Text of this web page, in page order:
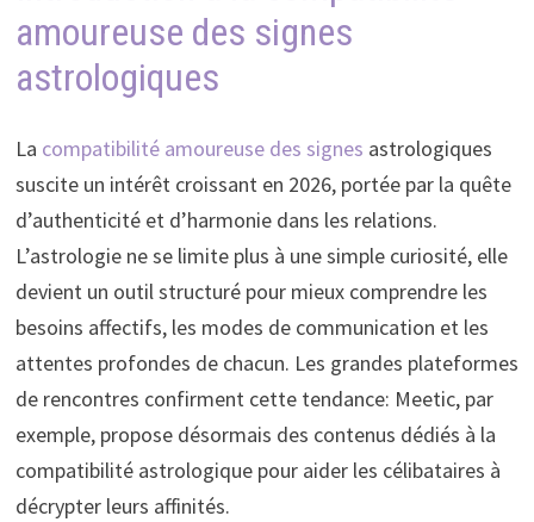
amoureuse des signes
astrologiques
La compatibilité amoureuse des signes astrologiques
suscite un intérêt croissant en 2026, portée par la quête
d’authenticité et d’harmonie dans les relations.
L’astrologie ne se limite plus à une simple curiosité, elle
devient un outil structuré pour mieux comprendre les
besoins affectifs, les modes de communication et les
attentes profondes de chacun. Les grandes plateformes
de rencontres confirment cette tendance: Meetic, par
exemple, propose désormais des contenus dédiés à la
compatibilité astrologique pour aider les célibataires à
décrypter leurs affinités.